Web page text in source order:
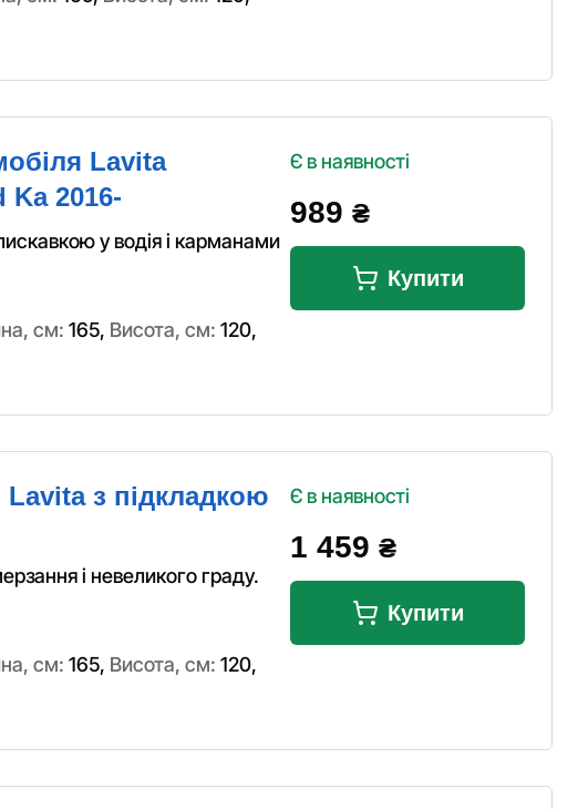
Lavita
Ka 2016-
у водія і карманами
см: 165, Висота, см: 120,
Є в наявності
989 ₴
Купити
з підкладкою
і невеликого граду.
см: 165, Висота, см: 120,
Є в наявності
1 459 ₴
Купити